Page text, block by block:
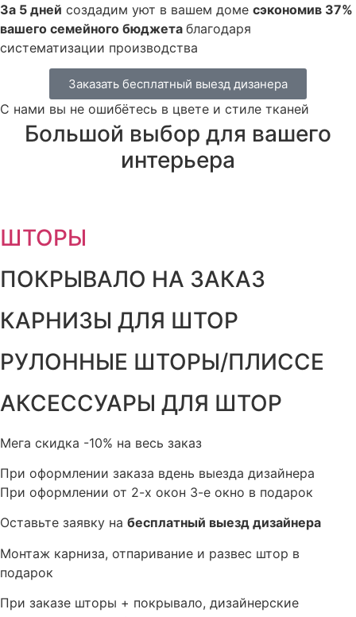
За 5 дней создадим уют в вашем доме сэкономив 37%
вашего семейного бюджета благодаря
систематизации производства
Заказать бесплатный выезд дизанера
С нами вы не ошибётесь в цвете и стиле тканей
Большой выбор для вашего
интерьера
ШТОРЫ
ПОКРЫВАЛО НА ЗАКАЗ
КАРНИЗЫ ДЛЯ ШТОР
РУЛОННЫЕ ШТОРЫ/ПЛИССЕ
АКСЕССУАРЫ ДЛЯ ШТОР
Мега скидка -10% на весь заказ
При оформлении заказа вдень выезда дизайнера
При оформлении от 2-х окон 3-е окно в подарок
Оставьте заявку на бесплатный выезд дизайнера
Монтаж карниза, отпаривание и развес штор в
подарок
При заказе шторы + покрывало, дизайнерские